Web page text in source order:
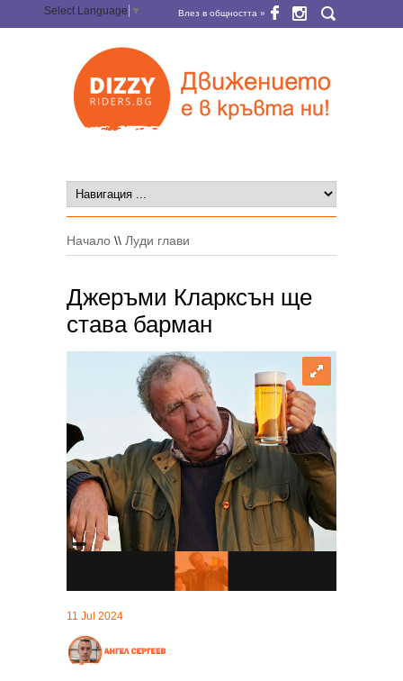
Select Language ▼ Влез в общността »
Начало \\ Луди глави
Джеръми Кларксън ще
става барман
11 Jul 2024